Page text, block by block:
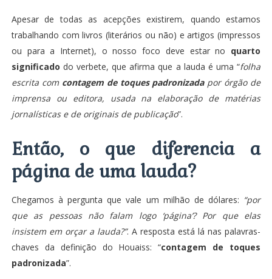
Apesar de todas as acepções existirem, quando estamos
trabalhando com livros (literários ou não) e artigos (impressos
ou para a Internet), o nosso foco deve estar no quarto
significado do verbete, que afirma que a lauda é uma “folha
escrita com contagem de toques padronizadapor órgão de
imprensa ou editora, usada na elaboração de matérias
jornalísticas e de originais de publicação”.
Então, o que diferencia a
página de uma lauda?
Chegamos à pergunta que vale um milhão de dólares: “por
que as pessoas não falam logo ‘página’? Por que elas
insistem em orçar a lauda?”. A resposta está lá nas palavras-
chaves da definição do Houaiss: “contagem de toques
padronizada”.